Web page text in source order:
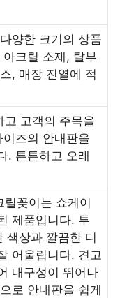
양한 크기의 상품
크릴 소재, 탈부
, 매장 진열에 적
고 고객의 주목을
즈의 안내판을
. 튼튼하고 오래
릴꽂이는 쇼케이
제품입니다. 투
색상과 깔끔한 디
어울립니다. 견고
내구성이 뛰어나
로 안내판을 쉽게